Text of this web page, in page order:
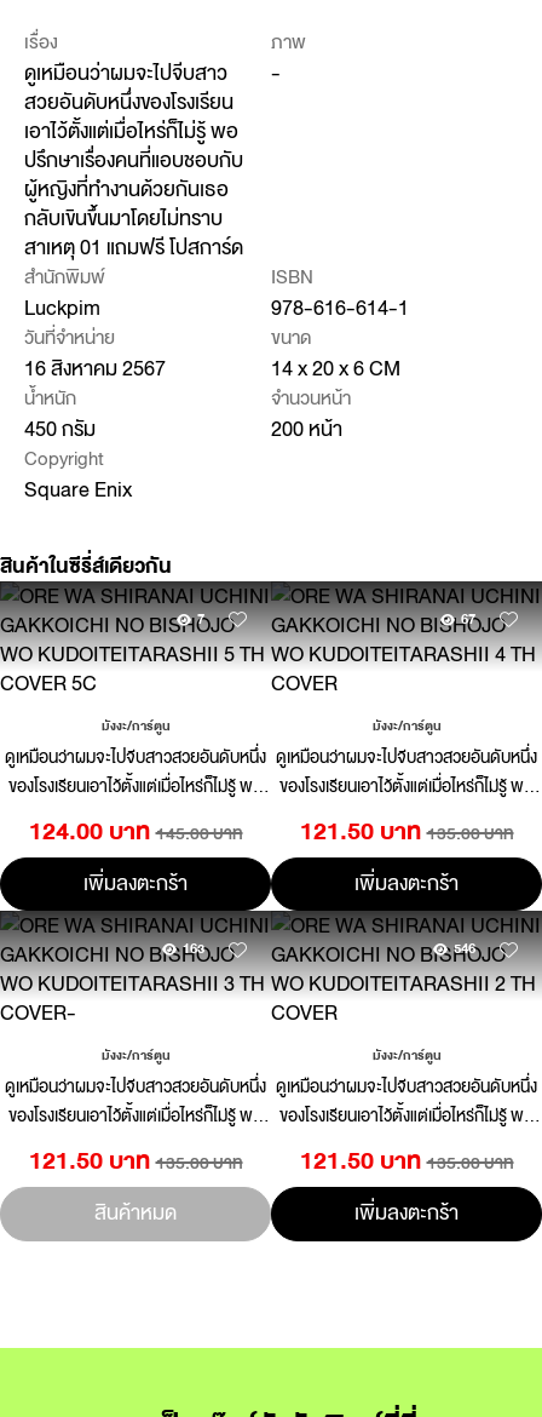
เรื่อง
ดูเหมือนว่าผมจะไปจีบสาว
สวยอันดับหนึ่งของโรงเรียน
เอาไว้ตั้งแต่เมื่อไหร่ก็ไม่รู้ พอ
ปรึกษาเรื่องคนที่แอบชอบกับ
ผู้หญิงที่ทำงานด้วยกันเธอ
กลับเขินขึ้นมาโดยไม่ทราบ
สาเหตุ 01 แถมฟรี โปสการ์ด
ภาพ
-
สำนักพิมพ์
Luckpim
ISBN
978-616-614-1
วันที่จำหน่าย
16 สิงหาคม 2567
ขนาด
14 x 20 x 6 CM
น้ำหนัก
450 กรัม
จำนวนหน้า
200 หน้า
Copyright
Square Enix
สินค้าในซีรี่ส์เดียวกัน
7
มังงะ/การ์ตูน
ดูเหมือนว่าผมจะไปจีบสาวสวยอันดับหนึ่ง
ของโรงเรียนเอาไว้ตั้งแต่เมื่อไหร่ก็ไม่รู้ พอ
ทำงานด้วยกันเธอกลับเขินขึ้นมาโดยไม่
ทราบสาเหตุ 05
124.00 บาท 145.00 บาท
เพิ่มลงตะกร้า
67
มังงะ/การ์ตูน
ดูเหมือนว่าผมจะไปจีบสาวสวยอันดับหนึ่ง
ของโรงเรียนเอาไว้ตั้งแต่เมื่อไหร่ก็ไม่รู้ พอ
ทำงานด้วยกันเธอกลับเขินขึ้นมาโดยไม่
ทราบสาเหตุ 04
121.50 บาท 135.00 บาท
เพิ่มลงตะกร้า
163
มังงะ/การ์ตูน
ดูเหมือนว่าผมจะไปจีบสาวสวยอันดับหนึ่ง
ของโรงเรียนเอาไว้ตั้งแต่เมื่อไหร่ก็ไม่รู้ พอ
ทำงานด้วยกันเธอกลับเขินขึ้นมาโดยไม่
ทราบสาเหตุ 03
121.50 บาท 135.00 บาท
สินค้าหมด
546
มังงะ/การ์ตูน
ดูเหมือนว่าผมจะไปจีบสาวสวยอันดับหนึ่ง
ของโรงเรียนเอาไว้ตั้งแต่เมื่อไหร่ก็ไม่รู้ พอ
ทำงานด้วยกันเธอกลับเขินขึ้นมาโดยไม่
ทราบสาเหตุ 02
121.50 บาท 135.00 บาท
เพิ่มลงตะกร้า